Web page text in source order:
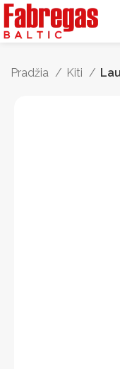
Pradžia Kiti